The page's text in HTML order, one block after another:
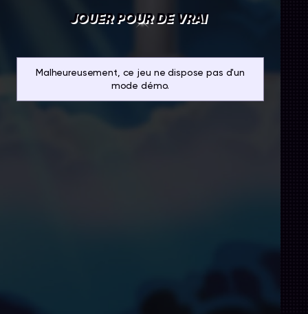
JOUER POUR DE VRAI
Malheureusement, ce jeu ne dispose pas d'un
mode démo.